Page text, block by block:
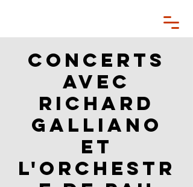
Concerts
avec
Richard
Galliano
et
l'Orchestr